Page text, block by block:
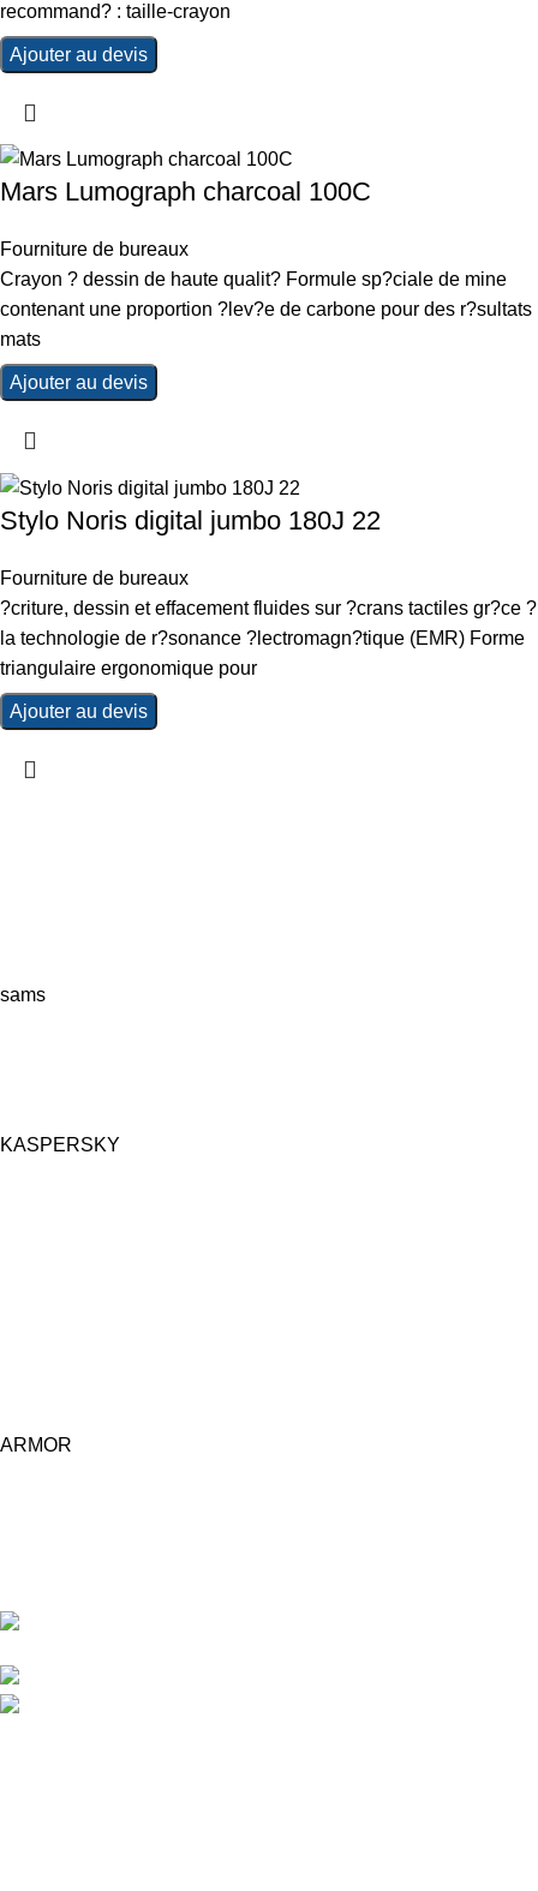
recommand? : taille-crayon
Ajouter au devis
Mars Lumograph charcoal 100C
Fourniture de bureaux
Crayon ? dessin de haute qualit? Formule sp?ciale de mine
contenant une proportion ?lev?e de carbone pour des r?sultats
mats
Ajouter au devis
Stylo Noris digital jumbo 180J 22
Fourniture de bureaux
?criture, dessin et effacement fluides sur ?crans tactiles gr?ce ?
la technologie de r?sonance ?lectromagn?tique (EMR) Forme
triangulaire ergonomique pour
Ajouter au devis
sams
KASPERSKY
ARMOR